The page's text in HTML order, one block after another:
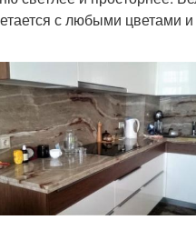
с любыми цветами